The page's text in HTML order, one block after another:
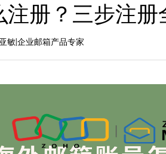
册？三步注
敏|企业邮箱产品专家